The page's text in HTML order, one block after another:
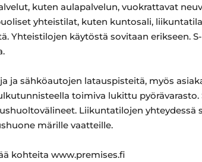
kuten aulapalvelun, vuokrattavat
yhteistilat, kuten kuntosali,
Yhteistilojen käytöstä sovitaan erikseen.
ja sähköautojen latauspisteitä, myös
toimiva lukittu
Liikuntatilojen
märille vaatteille.
kohteita www.premises.fi